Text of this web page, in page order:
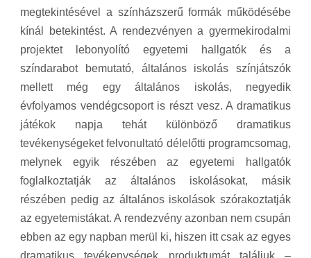
megtekintésével a színházszerű formák működésébe
kínál betekintést. A rendezvényen a gyermekirodalmi
projektet lebonyolító egyetemi hallgatók és a
színdarabot bemutató, általános iskolás színjátszók
mellett még egy általános iskolás, negyedik
évfolyamos vendégcsoport is részt vesz. A dramatikus
játékok napja tehát különböző dramatikus
tevékenységeket felvonultató délelőtti programcsomag,
melynek egyik részében az egyetemi hallgatók
foglalkoztatják az általános iskolásokat, másik
részében pedig az általános iskolások szórakoztatják
az egyetemistákat. A rendezvény azonban nem csupán
ebben az egy napban merül ki, hiszen itt csak az egyes
dramatikus tevékenységek produktumát találjuk –